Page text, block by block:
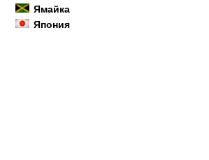
Ямайка
Япония